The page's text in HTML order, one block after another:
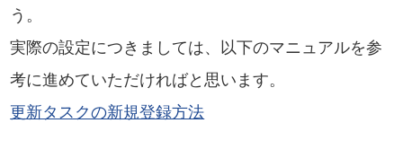
う。
実際の設定につきましては、以下のマニュアルを参
考に進めていただければと思います。
更新タスクの新規登録方法